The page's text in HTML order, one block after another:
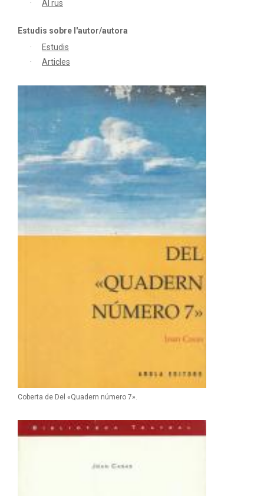
Coberta de Del «Quadern número 7».
Al rus
Estudis sobre l'autor/autora
Estudis
Articles